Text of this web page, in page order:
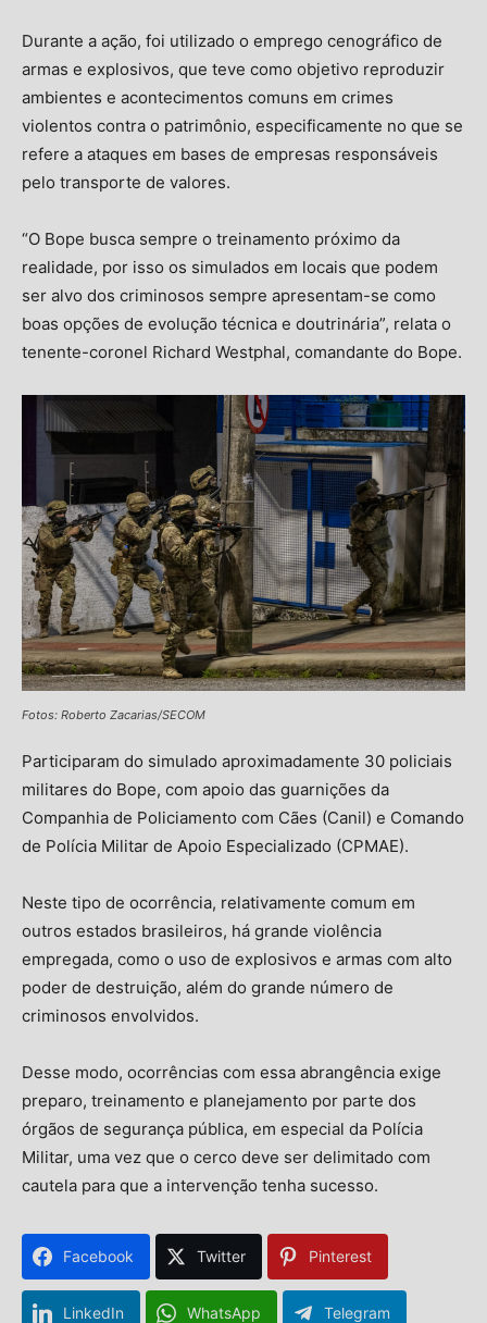
Durante a ação, foi utilizado o emprego cenográfico de
armas e explosivos, que teve como objetivo reproduzir
ambientes e acontecimentos comuns em crimes
violentos contra o patrimônio, especificamente no que se
refere a ataques em bases de empresas responsáveis
pelo transporte de valores.
“O Bope busca sempre o treinamento próximo da
realidade, por isso os simulados em locais que podem
ser alvo dos criminosos sempre apresentam-se como
boas opções de evolução técnica e doutrinária”, relata o
tenente-coronel Richard Westphal, comandante do Bope.
Fotos: Roberto Zacarias/SECOM
Participaram do simulado aproximadamente 30 policiais
militares do Bope, com apoio das guarnições da
Companhia de Policiamento com Cães (Canil) e Comando
de Polícia Militar de Apoio Especializado (CPMAE).
Neste tipo de ocorrência, relativamente comum em
outros estados brasileiros, há grande violência
empregada, como o uso de explosivos e armas com alto
poder de destruição, além do grande número de
criminosos envolvidos.
Desse modo, ocorrências com essa abrangência exige
preparo, treinamento e planejamento por parte dos
órgãos de segurança pública, em especial da Polícia
Militar, uma vez que o cerco deve ser delimitado com
cautela para que a intervenção tenha sucesso.
Facebook Twitter Pinterest
LinkedIn WhatsApp Telegram